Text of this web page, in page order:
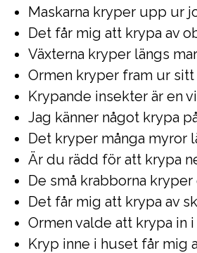
Maskarna kryper upp ur
Det får mig att krypa av
Växterna kryper längs
Ormen kryper fram ur
Krypande insekter är en
Jag känner något krypa
Det kryper många myror
Är du rädd för att krypa
De små krabborna
Det får mig att krypa av
Ormen valde att krypa in
Kryp inne i huset får mig